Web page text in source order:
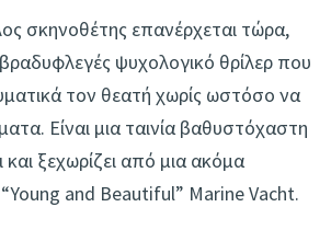
σκηνοθέτης επανέρχεται τώρα,
ψυχολογικό θρίλερ που
τον θεατή χωρίς ωστόσο να
Είναι μια ταινία βαθυστόχαστη
ξεχωρίζει από μια ακόμα
and Beautiful” Marine Vacht.